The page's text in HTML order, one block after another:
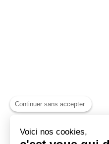
Continuer sans accepter
Voici nos cookies,